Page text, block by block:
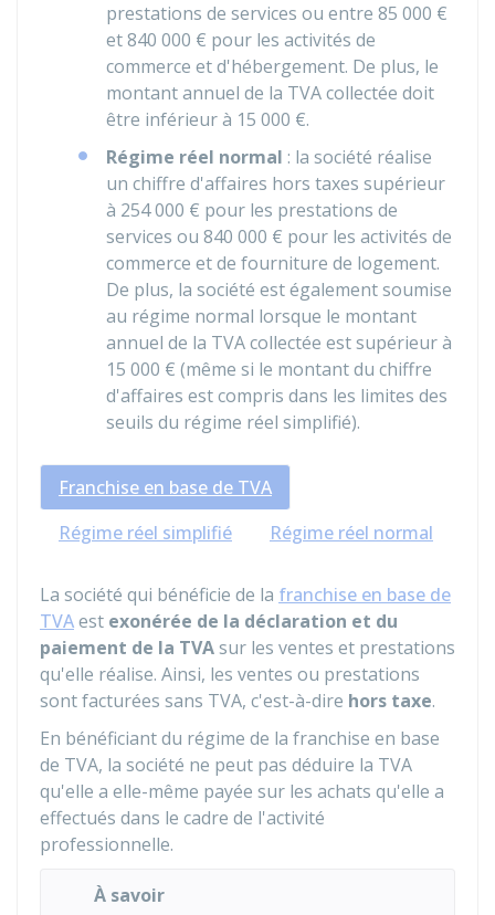
prestations de services ou entre 85 000 €
et840 000 € pour les activités de
commerce et d'hébergement. De plus, le
montant annuel de la TVA collectée doit
être inférieur à 15 000 €.
Régime réel normal : la société réalise
un chiffre d'affaires hors taxes supérieur
à 254 000 € pour les prestations de
services ou 840 000 € pour les activités de
commerce et de fourniture de logement.
De plus, la société est également soumise
au régime normal lorsque le montant
annuel de la TVA collectée est supérieur à
15 000 € (même si le montant du chiffre
d'affaires est compris dans les limites des
seuils du régime réel simplifié).
Franchise en base de TVA
Régime réel simplifié
Régime réel normal
La société qui bénéficie de la franchise en base de
TVAest exonérée de la déclaration et du
paiement de la TVAsur les ventes et prestations
qu'elle réalise. Ainsi, les ventes ou prestations
sont facturées sans TVA, c'est-à-dire hors taxe.
En bénéficiant du régime de la franchise en base
de TVA, la société ne peut pas déduire la TVA
qu'elle a elle-même payée sur les achats qu'elle a
effectués dans le cadre de l'activité
professionnelle.
À savoir